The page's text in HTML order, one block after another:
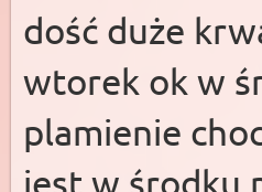
dość duże
wtorek ok w
plamienie
jest w środku